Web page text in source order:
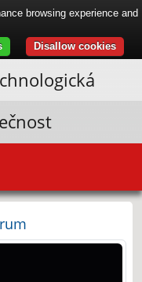
browsing experience and
Disallow cookies